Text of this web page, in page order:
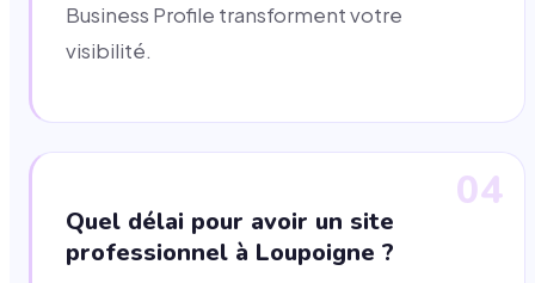
Business Profile transforment votre
visibilité.
04
Quel délai pour avoir un site
professionnel à Loupoigne ?